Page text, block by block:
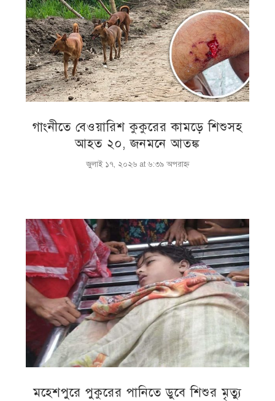
গাংনীতে বেওয়ারিশ কুকুরের কামড়ে শিশুসহ
আহত ২০, জনমনে আতঙ্ক
জুলাই ১৭, ২০২৬ at ৬:৩৯ অপরাহ্ণ
মহেশপুরে পুকুরের পানিতে ডুবে শিশুর মৃত্যু